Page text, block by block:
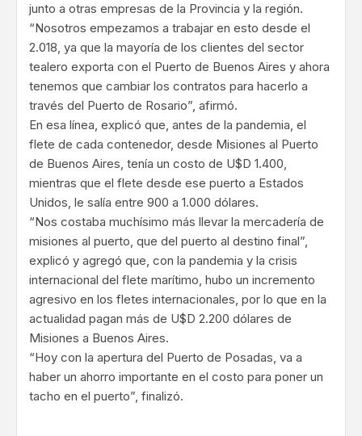
junto a otras empresas de la Provincia y la región.
“Nosotros empezamos a trabajar en esto desde el
2.018, ya que la mayoría de los clientes del sector
tealero exporta con el Puerto de Buenos Aires y ahora
tenemos que cambiar los contratos para hacerlo a
través del Puerto de Rosario”, afirmó.
En esa línea, explicó que, antes de la pandemia, el
flete de cada contenedor, desde Misiones al Puerto
de Buenos Aires, tenía un costo de U$D 1.400,
mientras que el flete desde ese puerto a Estados
Unidos, le salía entre 900 a 1.000 dólares.
“Nos costaba muchísimo más llevar la mercadería de
misiones al puerto, que del puerto al destino final”,
explicó y agregó que, con la pandemia y la crisis
internacional del flete marítimo, hubo un incremento
agresivo en los fletes internacionales, por lo que en la
actualidad pagan más de U$D 2.200 dólares de
Misiones a Buenos Aires.
“Hoy con la apertura del Puerto de Posadas, va a
haber un ahorro importante en el costo para poner un
tacho en el puerto”, finalizó.